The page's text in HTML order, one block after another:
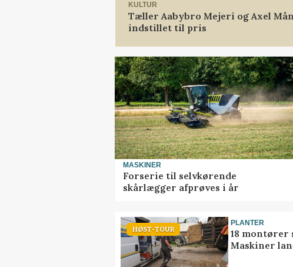
KULTUR
Tæller Aabybro Mejeri og Axel
indstillet til pris
MASKINER
Forserie til selvkørende
skårlægger afprøves i år
HØST-TOUR
PLANTER
18 montører
Maskiner